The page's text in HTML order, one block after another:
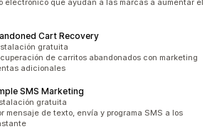
electrónico que ayudan a las marcas a aumentar el
Cart Recovery
total
gratuita
de carritos abandonados con marketing
adicionales
SMS Marketing
total
gratuita
mensaje de texto, envía y programa SMS a los